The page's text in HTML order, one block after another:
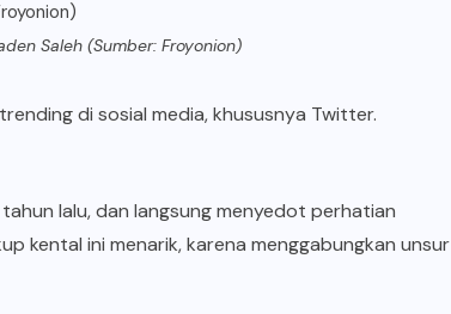
Saleh (Sumber: Froyonion)
di sosial media, khususnya Twitter.
lalu, dan langsung menyedot perhatian
kental ini menarik, karena menggabungkan unsur